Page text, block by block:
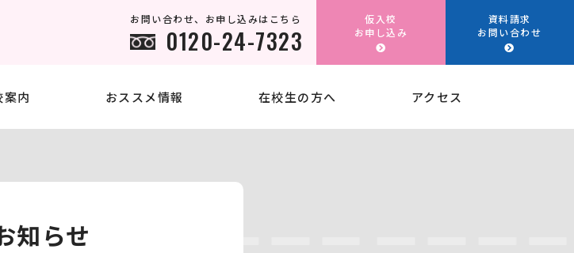
お問い合わせ、お申し込みはこちら
0120-24-7323
仮入校
お申し込み
資料請求
お問い合わせ
施設・設備
二輪車
料金案内
高齢者講習
案内
入校規約
おススメ情報 在校生の方へ
スクールバス
アクセス
知らせ